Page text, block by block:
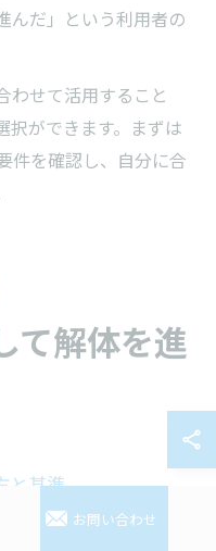
んだ」という利用者の
わせて活用すること
択ができます。まずは
件を確認し、自分に合
て解体を進
と基準
る際、信頼できる解体
お問い合わせ